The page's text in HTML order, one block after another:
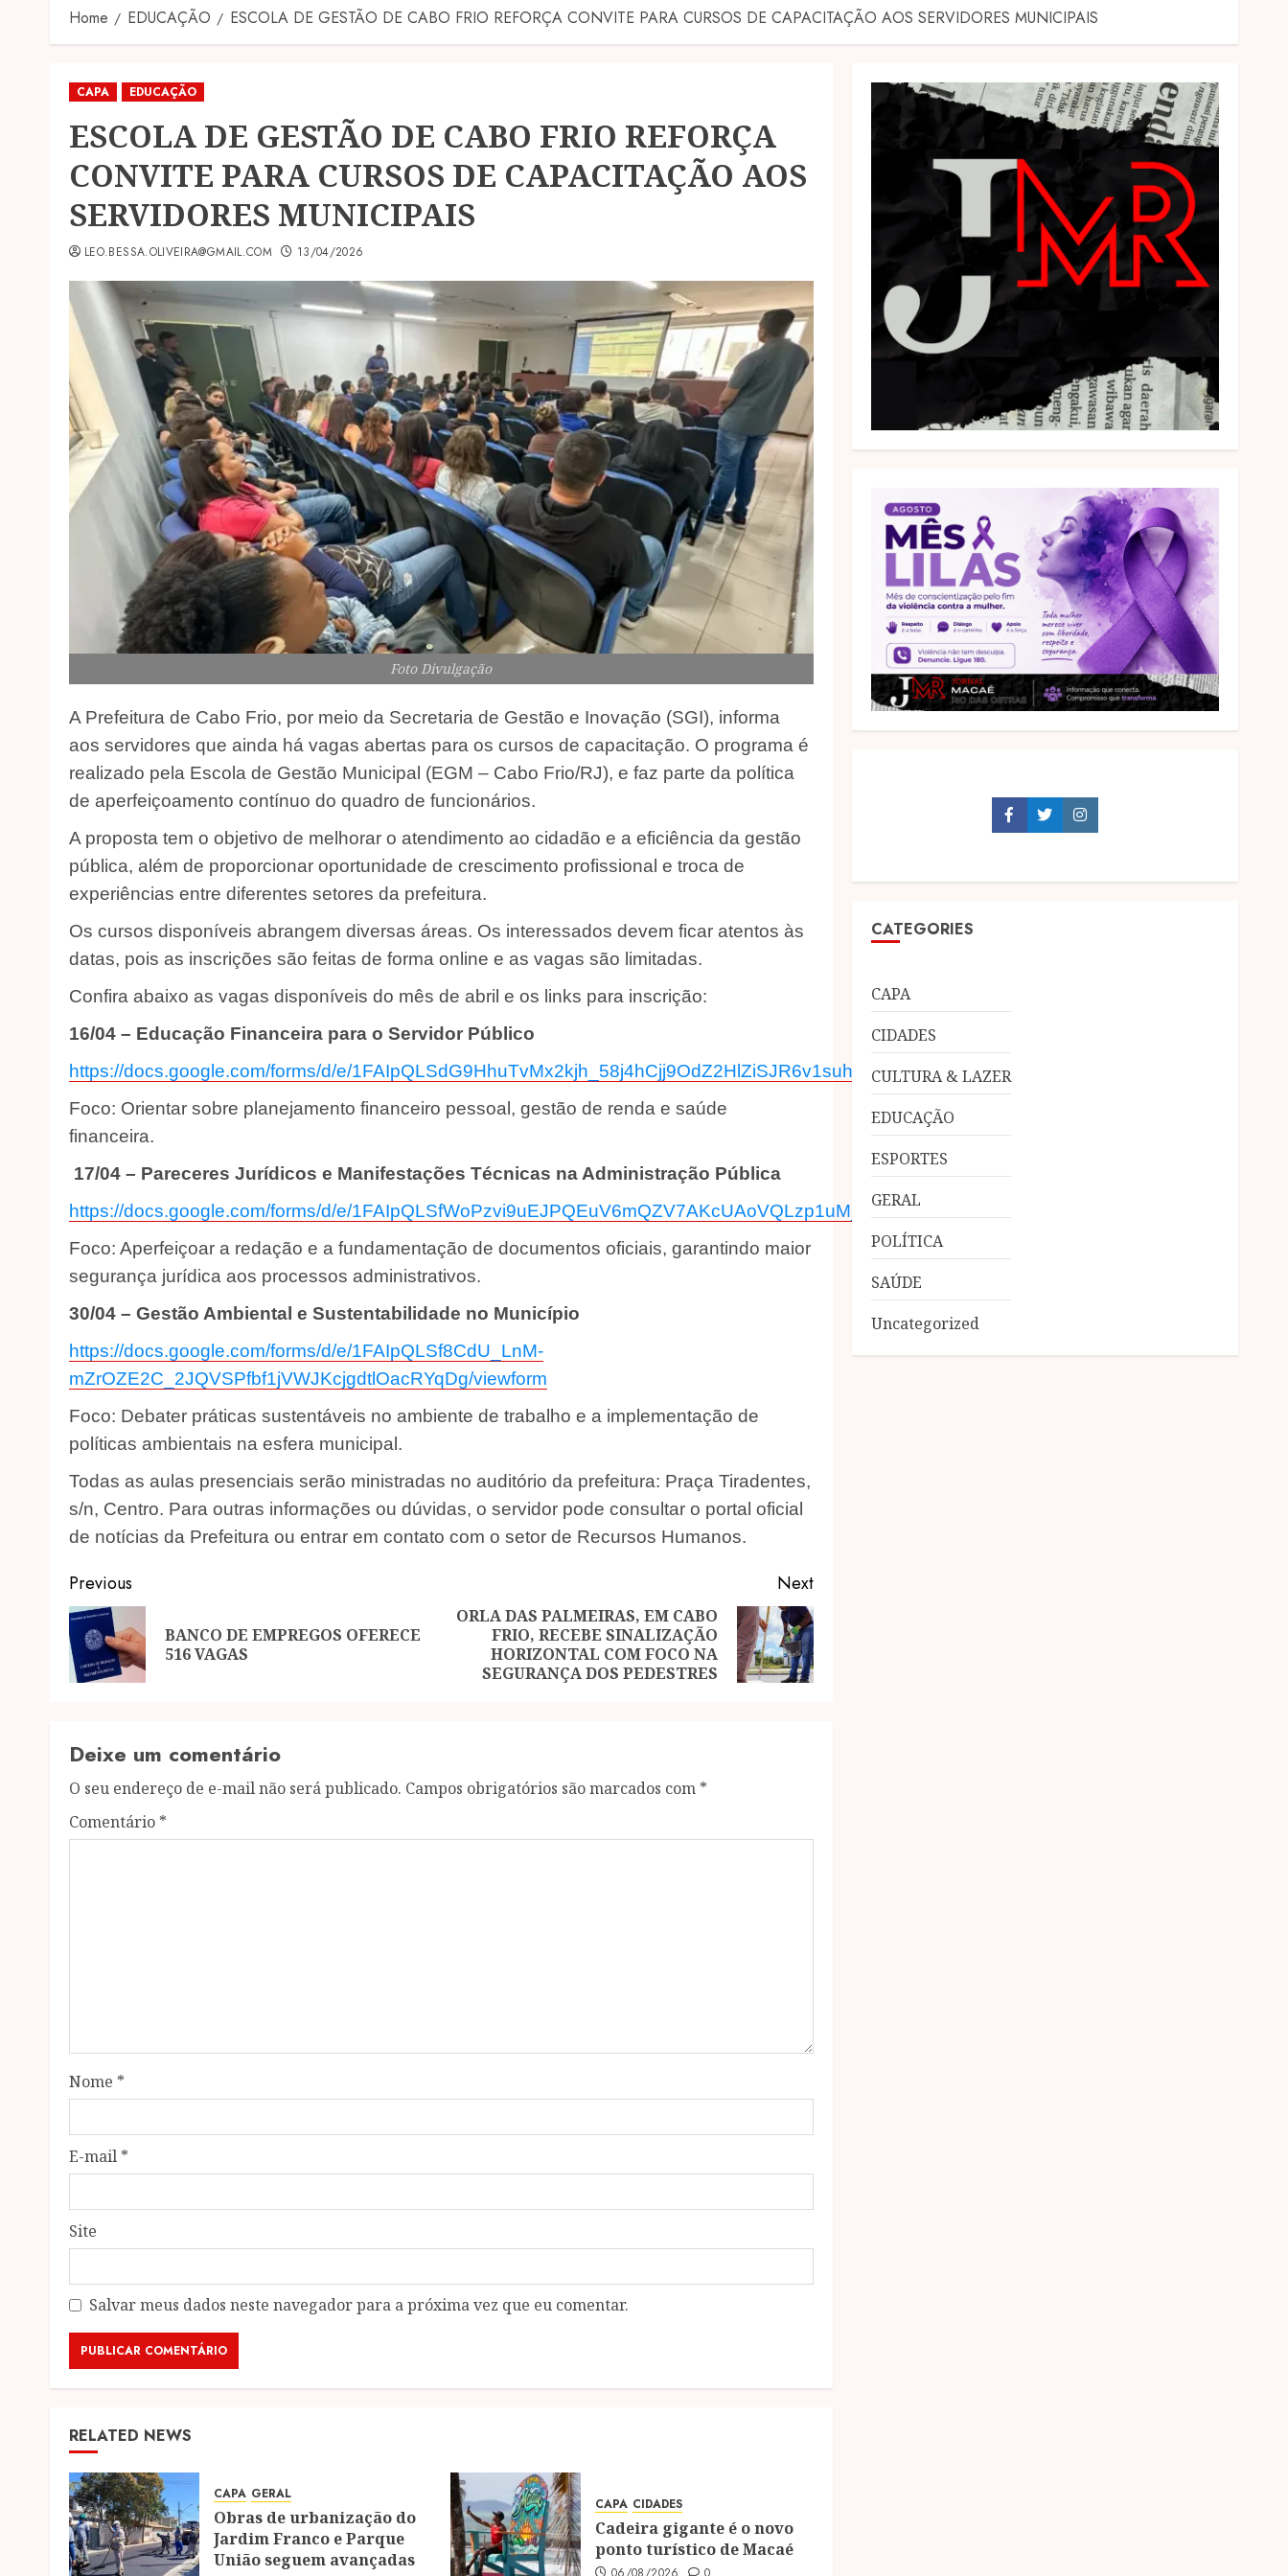
Home EDUCAÇÃO ESCOLA DE GESTÃO DE CABO FRIO REFORÇA CONVITE PARA CURSOS DE CAPACITAÇÃO AOS SERVIDORES MUNICIPAIS
CAPA EDUCAÇÃO
ESCOLA DE GESTÃO DE CABO FRIO REFORÇA
CONVITE PARA CURSOS DE CAPACITAÇÃO AOS
SERVIDORES MUNICIPAIS
LEO.BESSA.OLIVEIRA@GMAIL.COM 13/04/2026
Foto Divulgação
A Prefeitura de Cabo Frio, por meio da Secretaria de Gestão e Inovação (SGI), informa
aos servidores que ainda há vagas abertas para os cursos de capacitação. O programa é
realizado pela Escola de Gestão Municipal (EGM – Cabo Frio/RJ), e faz parte da política
de aperfeiçoamento contínuo do quadro de funcionários.
A proposta tem o objetivo de melhorar o atendimento ao cidadão e a eficiência da gestão
pública, além de proporcionar oportunidade de crescimento profissional e troca de
experiências entre diferentes setores da prefeitura.
Os cursos disponíveis abrangem diversas áreas. Os interessados devem ficar atentos às
datas, pois as inscrições são feitas de forma online e as vagas são limitadas.
Confira abaixo as vagas disponíveis do mês de abril e os links para inscrição:
16/04 – Educação Financeira para o Servidor Público
https://docs.google.com/forms/d/e/1FAIpQLSdG9HhuTvMx2kjh_58j4hCjj9OdZ2HlZiSJR6v1suh8S6D4nQ/viewform
Foco: Orientar sobre planejamento financeiro pessoal, gestão de renda e saúde
financeira.
17/04 – Pareceres Jurídicos e Manifestações Técnicas na Administração Pública
https://docs.google.com/forms/d/e/1FAIpQLSfWoPzvi9uEJPQEuV6mQZV7AKcUAoVQLzp1uM_jZ225Y4ldhw/viewform
Foco: Aperfeiçoar a redação e a fundamentação de documentos oficiais, garantindo maior
segurança jurídica aos processos administrativos.
30/04 – Gestão Ambiental e Sustentabilidade no Município
https://docs.google.com/forms/d/e/1FAIpQLSf8CdU_LnM-
mZrOZE2C_2JQVSPfbf1jVWJKcjgdtlOacRYqDg/viewform
Foco: Debater práticas sustentáveis no ambiente de trabalho e a implementação de
políticas ambientais na esfera municipal.
Todas as aulas presenciais serão ministradas no auditório da prefeitura: Praça Tiradentes,
s/n, Centro. Para outras informações ou dúvidas, o servidor pode consultar o portal oficial
de notícias da Prefeitura ou entrar em contato com o setor de Recursos Humanos.
Post
navigation
Previous
Previous
BANCO DE EMPREGOS OFERECE
516 VAGAS
Next
ORLA DAS PALMEIRAS, EM CABO
FRIO, RECEBE SINALIZAÇÃO
HORIZONTAL COM FOCO NA
SEGURANÇA DOS PEDESTRES
Deixe um comentário
O seu endereço de e-mail não será publicado. Campos obrigatórios são marcados com *
Comentário *
Nome *
E-mail *
Site
Salvar meus dados neste navegador para a próxima vez que eu comentar.
RELATED NEWS
CAPA GERAL
Obras de urbanização do
Jardim Franco e Parque
União seguem avançadas
CAPA CIDADES
Cadeira gigante é o novo
ponto turístico de Macaé
Facebook
TwitterInstagram
CATEGORIES
CAPA
CIDADES
CULTURA & LAZER
EDUCAÇÃO
ESPORTES
GERAL
POLÍTICA
SAÚDE
Uncategorized